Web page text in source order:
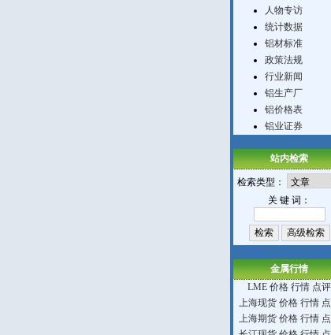
人物专访
统计数据
铝材标准
政策法规
行业新闻
铝生产厂
铝价格表
铝业证券
站内检索
检索类型：
关 键 词：
金属行情
LME 价格 行情 点评
上海现货 价格 行情
上海期货 价格 行情